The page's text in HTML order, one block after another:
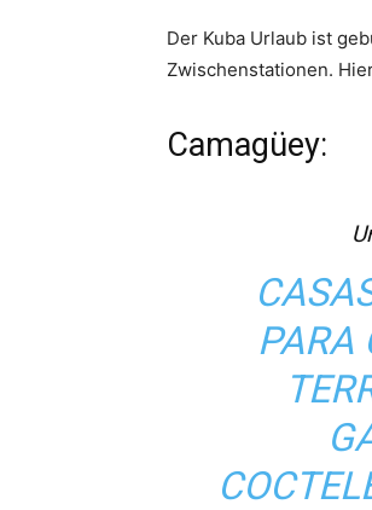
Der Kuba Urlaub ist
Zwischenstationen.
Camagüey:
PARA